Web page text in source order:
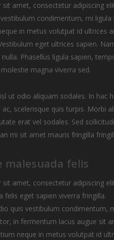
amet, consectetur adipiscing
condimentum, mi
in metus volutpat id ultrices
eget ultrices sapien.
Phasellus ligula sapien,
magna viverra sed.
ut odio aliquam sodales. In hac
scelerisque quis turpis. Morbi
erat vel sodales. Sed
mi sit amet mauris fringilla
malesuada felis
amet, consectetur adipiscing
felis eget sapien viverra fringilla.
quis vestibulum condimentum,
in fermentum lacus augue sit
neque in metus volutpat id